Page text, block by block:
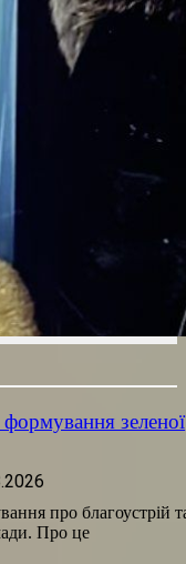
зеленої
про благоустрій
це